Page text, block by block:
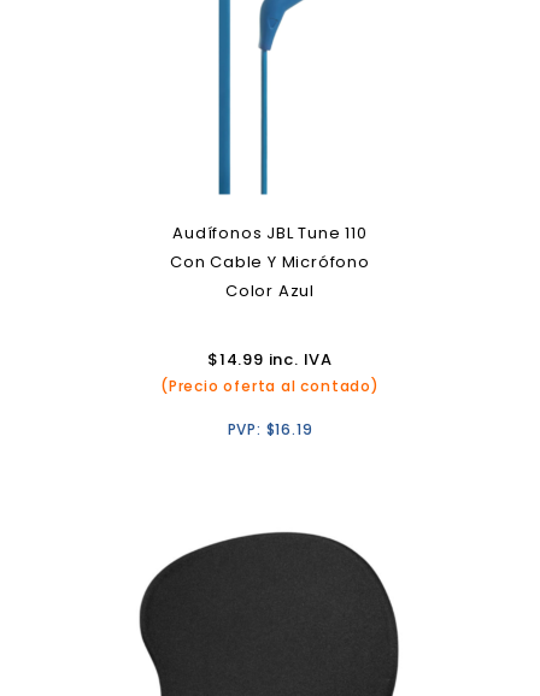
Audífonos JBL Tune 110
Con Cable Y Micrófono
Color Azul
$14.99 inc. IVA
(Precio oferta al contado)
PVP: $16.19